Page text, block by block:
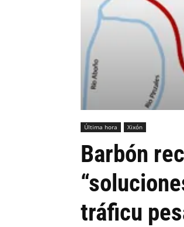
Última hora Xixón
Barbón
tráficu